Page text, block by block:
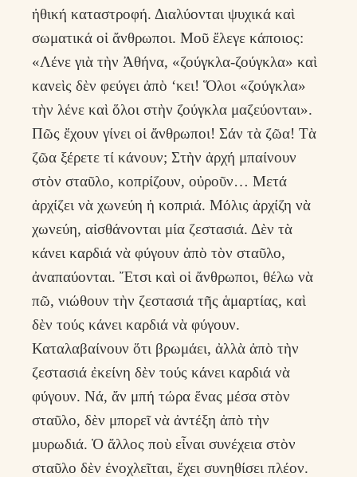
ἠθική καταστροφή. Διαλύονται ψυχικά καὶ
σωματικά οἱ ἄνθρωποι. Μοῦ ἔλεγε κάποιος:
«Λένε γιὰ τὴν Ἀθήνα, «ζούγκλα-ζούγκλα» καὶ
κανεὶς δὲν φεύγει ἀπὸ ‘κει! Ὅλοι «ζούγκλα»
τὴν λένε καὶ ὅλοι στὴν ζούγκλα μαζεύονται».
Πῶς ἔχουν γίνει οἱ ἄνθρωποι! Σάν τὰ ζῶα! Τὰ
ζῶα ξέρετε τί κάνουν; Στὴν ἀρχή μπαίνουν
στὸν σταῦλο, κοπρίζουν, οὐροῦν… Μετά
ἀρχίζει νὰ χωνεύη ἡ κοπριά. Μόλις ἀρχίζη νὰ
χωνεύη, αἰσθάνονται μία ζεστασιά. Δὲν τὰ
κάνει καρδιά νὰ φύγουν ἀπὸ τὸν σταῦλο,
ἀναπαύονται. Ἔτσι καὶ οἱ ἄνθρωποι, θέλω νὰ
πῶ, νιώθουν τὴν ζεστασιά τῆς ἁμαρτίας, καὶ
δὲν τούς κάνει καρδιά νὰ φύγουν.
Καταλαβαίνουν ὅτι βρωμάει, ἀλλὰ ἀπὸ τὴν
ζεστασιά ἐκείνη δὲν τούς κάνει καρδιά νὰ
φύγουν. Νά, ἄν μπή τώρα ἕνας μέσα στὸν
σταῦλο, δὲν μπορεῖ νὰ ἀντέξη ἀπὸ τὴν
μυρωδιά. Ὁ ἄλλος ποὺ εἶναι συνέχεια στὸν
σταῦλο δὲν ἐνοχλεῖται, ἔχει συνηθίσει πλέον.